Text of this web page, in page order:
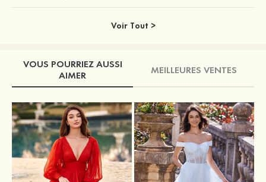
Voir Tout >
VOUS POURRIEZ AUSSI
AIMER
MEILLEURES VENTES